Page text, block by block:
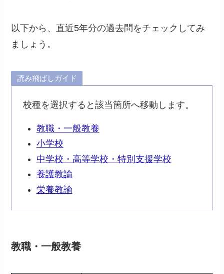
以下から、直近5年分の過去問をチェックしてみ
ましょう。
読み飛ばしガイド
校種を選択すると該当箇所へ移動します。
教職・一般教養
小学校
中学校・高等学校・特別支援学校
養護教諭
栄養教諭
教職・一般教養